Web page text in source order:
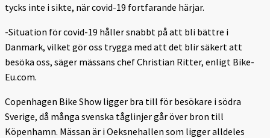
tycks inte i sikte, när covid-19 fortfarande härjar.
-Situation för covid-19 håller snabbt på att bli bättre i
Danmark, vilket gör oss trygga med att det blir säkert att
besöka oss, säger mässans chef Christian Ritter, enligt Bike-
Eu.com.
Copenhagen Bike Show ligger bra till för besökare i södra
Sverige, då många svenska tåglinjer går över bron till
Köpenhamn. Mässan är i Oeksnehallen som ligger alldeles